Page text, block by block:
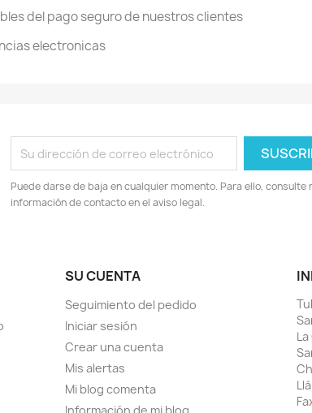
del pago seguro de nuestros clientes
electronicas
Puede darse de baja en cualquier momento. Para ello, consulte
información de contacto en el aviso legal.
SU CUENTA
Seguimiento del pedido
Iniciar sesión
Crear una cuenta
Mis alertas
Mi blog comenta